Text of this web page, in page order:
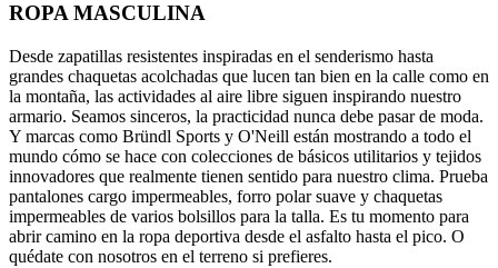
ROPA MASCULINA
Desde zapatillas resistentes inspiradas en el senderismo hasta
grandes chaquetas acolchadas que lucen tan bien en la calle como en
la montaña, las actividades al aire libre siguen inspirando nuestro
armario. Seamos sinceros, la practicidad nunca debe pasar de moda.
Y marcas como Bründl Sports y O'Neill están mostrando a todo el
mundo cómo se hace con colecciones de básicos utilitarios y tejidos
innovadores que realmente tienen sentido para nuestro clima. Prueba
pantalones cargo impermeables, forro polar suave y chaquetas
impermeables de varios bolsillos para la talla. Es tu momento para
abrir camino en la ropa deportiva desde el asfalto hasta el pico. O
quédate con nosotros en el terreno si prefieres.